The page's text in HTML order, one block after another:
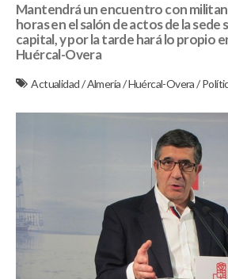
Mantendrá un encuentro con
horas en el salón de actos de la sede
capital, y por la tarde hará lo propio
Huércal-Overa
Actualidad/Almería/Huércal-Overa/